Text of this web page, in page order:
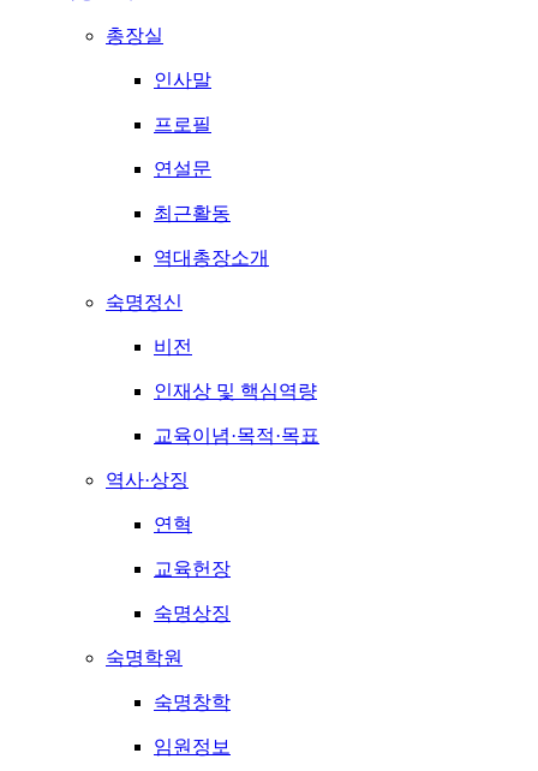
총장실
인사말
프로필
연설문
최근활동
역대총장소개
숙명정신
비전
인재상 및 핵심역량
교육이념·목적·목표
역사·상징
연혁
교육헌장
숙명상징
숙명학원
숙명창학
임원정보